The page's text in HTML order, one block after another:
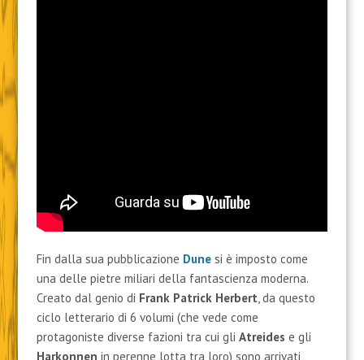
Fin dalla sua pubblicazione Dunesi è imposto come
una delle pietre miliari della fantascienza moderna.
Creato dal genio di Frank Patrick Herbert, da questo
ciclo letterario di 6 volumi (che vede come
protagoniste diverse fazioni tra cui gli Atreides e gli
Harkonnen in perenne lotta tra loro) sono arrivati